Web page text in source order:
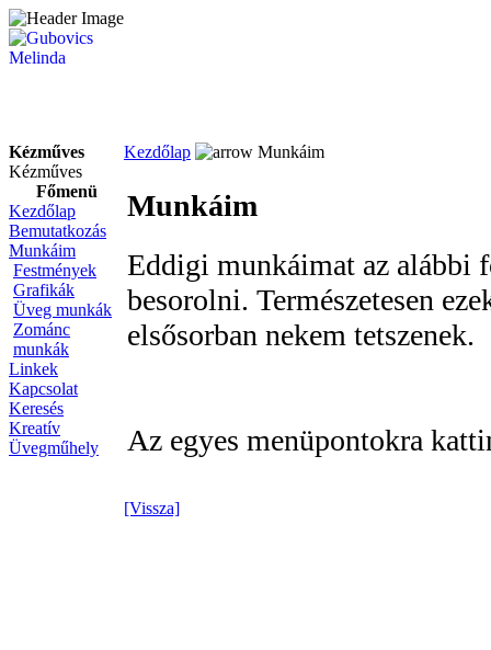
Kézműves
Kézműves
Főmenü
Kezdőlap
Bemutatkozás
Munkáim
Festmények
Grafikák
Üveg munkák
Zománc
munkák
Linkek
Kapcsolat
Keresés
Kreatív
Üvegműhely
Kezdőlap Munkáim
Munkáim
Eddigi munkáimat az alábbi
besorolni. Természetesen
elsősorban nekem tetszenek.
Az egyes menüpontokra
[Vissza]